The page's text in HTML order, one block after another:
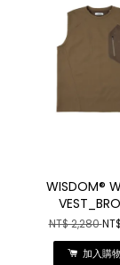
WISDOM®
NT$ 2,280
加入購